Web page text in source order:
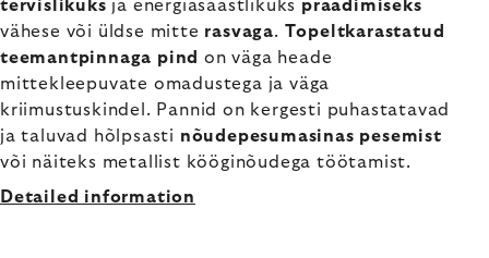
tervislikuks ja energiasäästlikuks praadimiseks
vähese või üldse mitte rasvaga. Topeltkarastatud
teemantpinnaga pind on väga heade
mittekleepuvate omadustega ja väga
kriimustuskindel. Pannid on kergesti puhastatavad
ja taluvad hõlpsasti nõudepesumasinas pesemist
või näiteks metallist kööginõudega töötamist.
Detailed information